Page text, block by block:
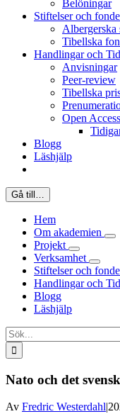
Belöningar
Stiftelser och
Albergerska
Tibellska
Handlingar och
Anvisningar
Peer-review
Tibellska
Open Access
Blogg
Läshjälp
Gå till…
Hem
Om akademien
Projekt
Verksamhet
Stiftelser och
Handlingar och
Blogg
Läshjälp
Sök
efter:
Nato och det
Av Fredric Westerdahl|